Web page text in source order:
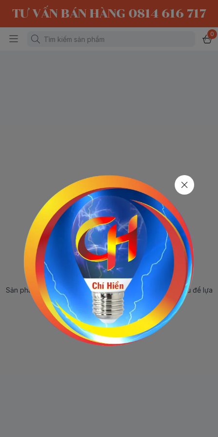
TƯ VẤN BÁN HÀNG 0814 616 717
0
Sản phẩm ngừng bán
Sản phẩm này hiện tại đã ngừng bán. Hãy trở về trang chủ để lựa
chọn sản phẩm khác.
Quay lại trang chủ